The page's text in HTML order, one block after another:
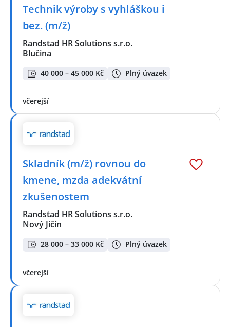
Technik výroby s vyhláškou i
bez. (m/ž)
Randstad HR Solutions s.r.o.
Blučina
40 000 – 45 000 Kč Plný úvazek
včerejší
Skladník (m/ž) rovnou do
kmene, mzda adekvátní
zkušenostem
Randstad HR Solutions s.r.o.
Nový Jičín
28 000 – 33 000 Kč Plný úvazek
včerejší